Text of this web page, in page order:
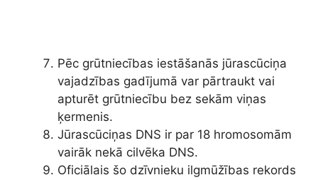
Pēc grūtniecības iestāšanās jūrascūciņa
vajadzības gadījumā var pārtraukt vai
apturēt grūtniecību bez sekām viņas
ķermenis.
Jūrascūciņas DNS ir par 18 hromosomām
vairāk nekā cilvēka DNS.
Oficiālais šo dzīvnieku ilgmūžības rekords